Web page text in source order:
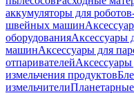
аккумуляторы для
швейных машин
оборудованияАксессуары
машинАксессуары для
отпаривателейАксессуары
измельчения продуктов
измельчителиПланетарные